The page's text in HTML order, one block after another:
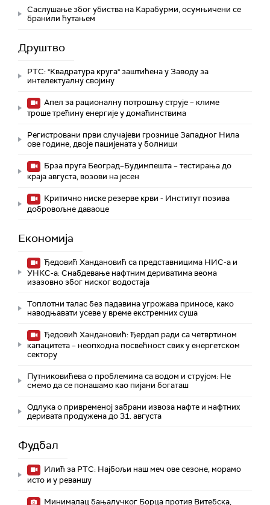
Саслушање због убиства на Карабурми, осумњичени се
бранили ћутањем
Друштво
РТС: "Квадратура круга" заштићена у Заводу за
интелектуалну својину
Апел за рационалну потрошњу струје – климе
троше трећину енергије у домаћинствима
Регистровани први случајеви грознице Западног Нила
ове године, двоје пацијената у болници
Брза пруга Београд–Будимпешта – тестирања до
краја августа, возови на јесен
Критично ниске резерве крви - Институт позива
добровољне даваоце
Економија
Ђедовић Хандановић са представницима НИС-а и
УНКС-а: Снабдевање нафтним дериватима веома
изазовно због ниског водостаја
Топлотни талас без падавина угрожава приносе, како
наводњавати усеве у време екстремних суша
Ђедовић Хандановић: Ђердап ради са четвртином
капацитета – неопходна посвећност свих у енергетском
сектору
Путниковићева о проблемима са водом и струјом: Не
смемо да се понашамо као пијани богаташ
Одлука о привременој забрани извоза нафте и нафтних
деривата продужена до 31. августа
Фудбал
Илић за РТС: Најбољи наш меч ове сезоне, морамо
исто и у реваншу
Минималац бањалучког Борца против Витебска,